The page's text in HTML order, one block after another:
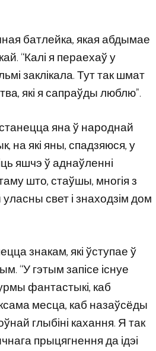
батлейка, якая абдымае
“Калі я пераехаў у
заклікала. Тут так шмат
які я сапраўды люблю”.
яна ў народнай
на які яны, спадзяюся, у
яшчэ ў аднаўленні
што, стаўшы, многія з
свет і знаходзім дом
знакам, які ўступае ў
“У гэтым запісе існуе
фантастыкі, каб
месца, каб назаўсёды
глыбіні кахання. Я так
прыцягнення да ідэі